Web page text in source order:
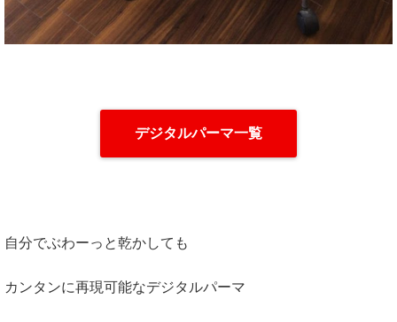
デジタルパーマ一覧
自分でぶわーっと乾かしても
カンタンに再現可能なデジタルパーマ